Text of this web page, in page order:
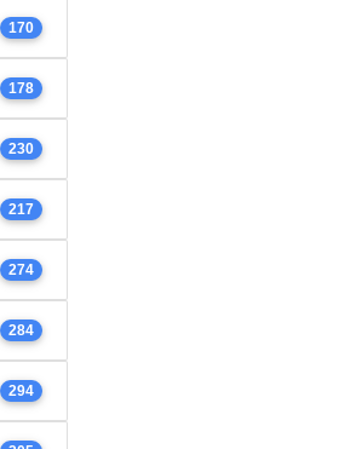
170
178
230
217
274
284
294